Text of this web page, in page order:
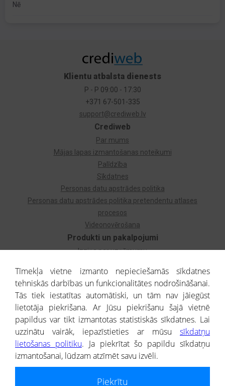
Nē
Produkti un pakalpojumi
Izziņa par uzņēmumu
Dzimtas koks
Uzņēmumu atlase
Monitorings
Kredītizziņa par ārvalstu uzņēmumiem
Crediweb
Par mums
Mājas lapas izmantošanas noteikumi
Palīdzība
Sīkdatnes
Personas datu apstrādes politika
Personas datu apstrādes politika pretendentu atlases
procesos
Videonovērošana
Klientu atbalsta dienests
P - P 09:00 - 17:30
+371 67-501-335
support@crediweb.lv
® CREDITREFORM Latvija
SIA
Tīmekļa vietne izmanto nepieciešamās sīkdatnes
tehniskās darbības un funkcionalitātes nodrošināšanai.
Tās tiek iestatītas automātiski, un tām nav jāiegūst
lietotāja piekrišana. Ar Jūsu piekrišanu šajā vietnē
papildus var tikt izmantotas statistiskās sīkdatnes. Lai
uzzinātu vairāk, iepazīstieties ar mūsu sīkdatņu
lietošanas politiku. Ja piekrītat šo papildu sīkdatņu
izmantošanai, lūdzam atzīmēt savu izvēli.
Piekrītu